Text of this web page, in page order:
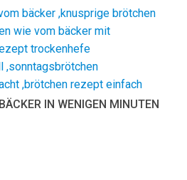
IN WENIGEN MINUTEN